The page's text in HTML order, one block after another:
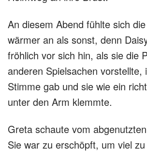
An diesem Abend fühlte sich
wärmer an als sonst, denn
fröhlich vor sich hin, als sie die
anderen Spielsachen vorstellte,
Stimme gab und sie wie ein
unter den Arm klemmte.
Greta schaute vom
Sie war zu erschöpft, um viel